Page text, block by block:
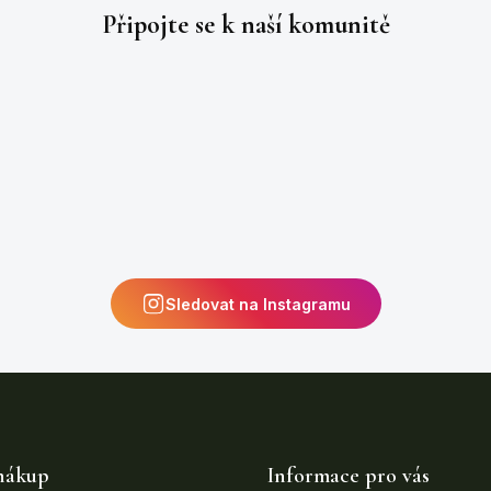
Připojte se k naší komunitě
Sledovat na Instagramu
Informace pro vás